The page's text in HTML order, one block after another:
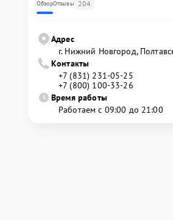
ОбзорОтзывы 204
Адрес
г. Нижний Новгород,
Контакты
+7 (831) 231-05-25
+7 (800) 100-33-26
Время работы
Работаем с 09:00 до 21:00